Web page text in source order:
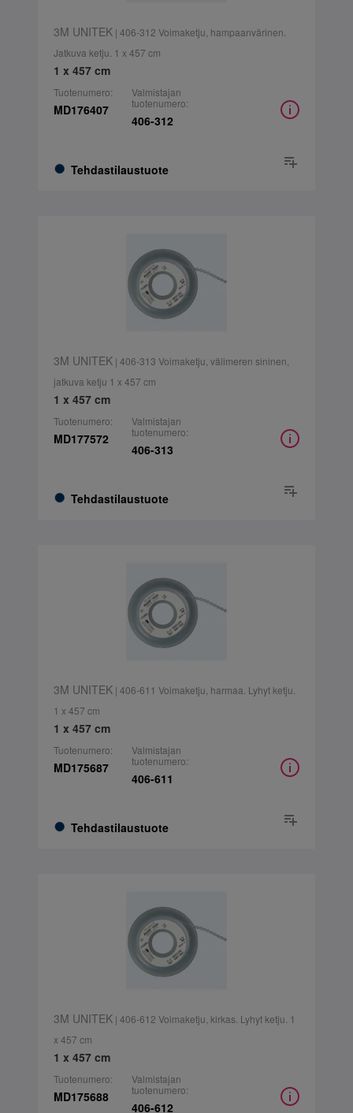
3M UNITEK| 406-312 Voimaketju, hampaanvärinen.
Jatkuva ketju. 1 x 457 cm
1 x 457 cm
Tuotenumero:
MD176407
Tehdastilaustuote
Valmistajan
tuotenumero:
406-312
3M UNITEK| 406-313 Voimaketju, välimeren sininen,
jatkuva ketju 1 x 457 cm
1 x 457 cm
Tuotenumero:
MD177572
Tehdastilaustuote
Valmistajan
tuotenumero:
406-313
3M UNITEK| 406-611 Voimaketju, harmaa. Lyhyt ketju.
1 x 457 cm
1 x 457 cm
Tuotenumero:
MD175687
Tehdastilaustuote
Valmistajan
tuotenumero:
406-611
3M UNITEK| 406-612 Voimaketju, kirkas. Lyhyt ketju. 1
x 457 cm
1 x 457 cm
Tuotenumero:
MD175688
Valmistajan
tuotenumero:
406-612